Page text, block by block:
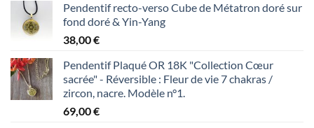
Pendentif recto-verso Cube de Métatron doré sur
fond doré & Yin-Yang
38,00€
Pendentif Plaqué OR 18K "Collection Cœur
sacrée" - Réversible : Fleur de vie 7 chakras /
zircon, nacre. Modèle n°1.
69,00€